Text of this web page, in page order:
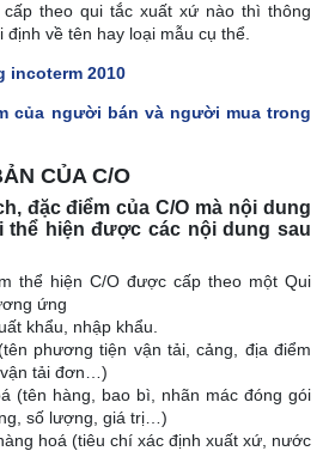
theo qui tắc xuất xứ nào thì thông
về tên hay loại mẫu cụ thể.
incoterm 2010
của người bán và người mua trong
CỦA C/O
đặc điểm của C/O mà nội dung
thể hiện được các nội dung sau
thể hiện C/O được cấp theo một Qui
ứng
khẩu, nhập khẩu.
phương tiện vận tải, cảng, địa điểm
tải đơn…)
(tên hàng, bao bì, nhãn mác đóng gói
số lượng, giá trị…)
hoá (tiêu chí xác định xuất xứ, nước